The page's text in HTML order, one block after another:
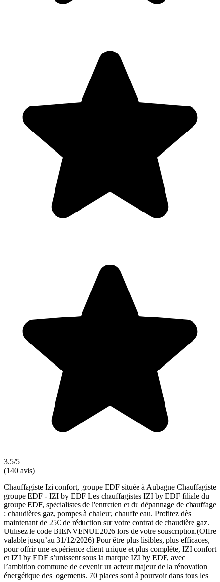
3.5/5
(140 avis)
Chauffagiste Izi confort, groupe EDF située à Aubagne Chauffagiste
groupe EDF - IZI by EDF Les chauffagistes IZI by EDF filiale du
groupe EDF, spécialistes de l'entretien et du dépannage de chauffage
: chaudières gaz, pompes à chaleur, chauffe eau. Profitez dès
maintenant de 25€ de réduction sur votre contrat de chaudière gaz.
Utilisez le code BIENVENUE2026 lors de votre souscription.(Offre
valable jusqu’au 31/12/2026) Pour être plus lisibles, plus efficaces,
pour offrir une expérience client unique et plus complète, IZI confort
et IZI by EDF s’unissent sous la marque IZI by EDF, avec
l’ambition commune de devenir un acteur majeur de la rénovation
énergétique des logements. 70 places sont à pourvoir dans tous les